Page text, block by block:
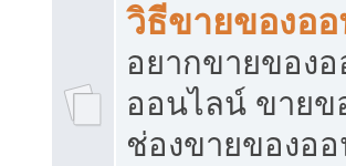
วิธีขายของอ
อยากขายของ
ออนไลน์ ขายข
ช่องขายของอ